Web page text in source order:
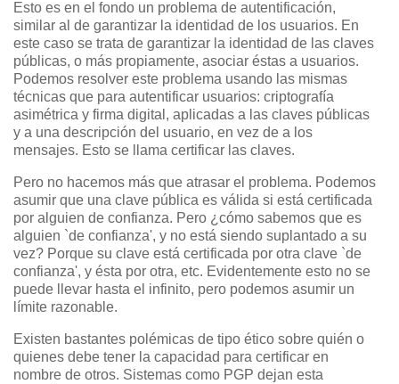
Esto es en el fondo un problema de autentificación,
similar al de garantizar la identidad de los usuarios. En
este caso se trata de garantizar la identidad de las claves
públicas, o más propiamente, asociar éstas a usuarios.
Podemos resolver este problema usando las mismas
técnicas que para autentificar usuarios: criptografía
asimétrica y firma digital, aplicadas a las claves públicas
y a una descripción del usuario, en vez de a los
mensajes. Esto se llama certificar las claves.
Pero no hacemos más que atrasar el problema. Podemos
asumir que una clave pública es válida si está certificada
por alguien de confianza. Pero ¿cómo sabemos que es
alguien `de confianza', y no está siendo suplantado a su
vez? Porque su clave está certificada por otra clave `de
confianza', y ésta por otra, etc. Evidentemente esto no se
puede llevar hasta el infinito, pero podemos asumir un
límite razonable.
Existen bastantes polémicas de tipo ético sobre quién o
quienes debe tener la capacidad para certificar en
nombre de otros. Sistemas como PGP dejan esta